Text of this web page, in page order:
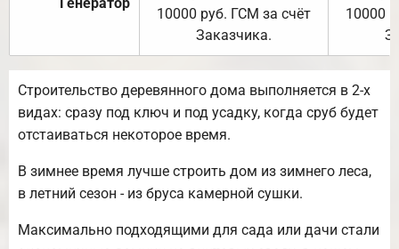
Генератор
10000 руб. ГСМ за счёт
Заказчика.
10000
Строительство деревянного дома выполняется в 2-х
видах: сразу под ключ и под усадку, когда сруб будет
отстаиваться некоторое время.
В зимнее время лучше строить дом из зимнего леса,
в летний сезон - из бруса камерной сушки.
Максимально подходящими для сада или дачи стали